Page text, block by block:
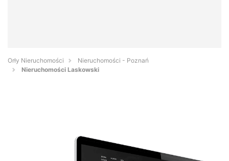
Orły Nieruchomości
Nieruchomości - Poznań
Nieruchomości Laskowski